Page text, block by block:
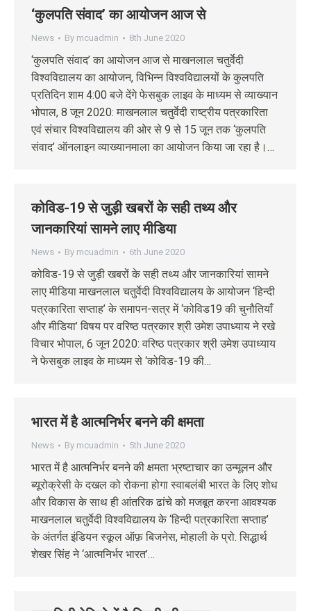
‘कुलपति संवाद’ का आयोजन आज से
News By mcuadmin 8th June 2020
‘कुलपति संवाद’ का आयोजन आज से माखनलाल चतुर्वेदी
विश्वविद्यालय का आयोजन, विभिन्न विश्वविद्यालयों के कुलपति
प्रतिदिन शाम 4:00 बजे देंगे फेसबुक लाइव के माध्यम से व्याख्यान
भोपाल, 8 जून 2020: माखनलाल चतुर्वेदी राष्ट्रीय पत्रकारिता
एवं संचार विश्वविद्यालय की ओर से 9 से 15 जून तक ‘कुलपति
संवाद’ ऑनलाइन व्याख्यानमाला का आयोजन किया जा रहा है।…
कोविड-19 से जुड़ी खबरों के सही तथ्य और
जानकारियां सामने लाए मीडिया
News By mcuadmin 6th June 2020
कोविड-19 से जुड़ी खबरों के सही तथ्य और जानकारियां सामने
लाए मीडिया माखनलाल चतुर्वेदी विश्वविद्यालय के आयोजन ‘हिन्दी
पत्रकारिता सप्ताह’ के समापन-सत्र में ‘कोविड19 की चुनौतियाँ
और मीडिया’ विषय पर वरिष्ठ पत्रकार श्री उमेश उपाध्याय ने रखे
विचार भोपाल, 6 जून 2020: वरिष्ठ पत्रकार श्री उमेश उपाध्याय
ने फेसबुक लाइव के माध्यम से ‘कोविड-19 की…
भारत में है आत्मनिर्भर बनने की क्षमता
News By mcuadmin 5th June 2020
भारत में है आत्मनिर्भर बनने की क्षमता भ्रष्टाचार का उन्मूलन और
ब्यूरोक्रेसी के दखल को रोकना होगा स्वाबलंबी भारत के लिए शोध
और विकास के साथ ही आंतरिक ढांचे को मजबूत करना आवश्यक
माखनलाल चतुर्वेदी विश्वविद्यालय के ‘हिन्दी पत्रकारिता सप्ताह’
के अंतर्गत इंडियन स्कूल ऑफ़ बिजनेस, मोहाली के प्रो. सिद्धार्थ
शेखर सिंह ने ‘आत्मनिर्भर भारत’…